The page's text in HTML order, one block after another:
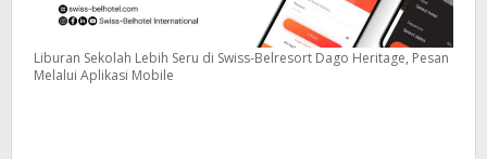
Liburan Sekolah Lebih Seru di Swiss-Belresort Dago Heritage, Pesan
Melalui Aplikasi Mobile